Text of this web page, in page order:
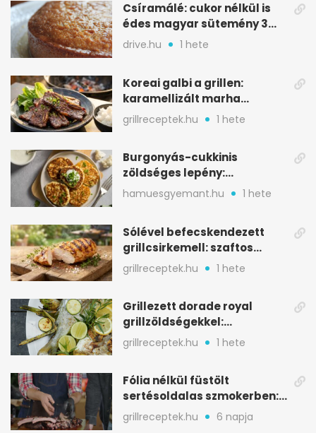
Csíramálé: cukor nélkül is
édes magyar sütemény 3
alapanyagból
drive.hu 1 hete
Koreai galbi a grillen:
karamellizált marha
rövidborda gyorsan
grillreceptek.hu 1 hete
Burgonyás-cukkinis
zöldséges lepény:
aranybarna, szaftos, hús
nélkül is
hamuesgyemant.hu 1 hete
Sólével befecskendezett
grillcsirkemell: szaftos
marad, nem szárad ki
grillreceptek.hu 1 hete
Grillezett dorade royal
grillzöldségekkel:
mediterrán ízek a rostélyról
grillreceptek.hu 1 hete
Fólia nélkül füstölt
sertésoldalas szmokerben:
ropogós bark, 6 óra
grillreceptek.hu 6 napja